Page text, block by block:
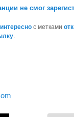
не смог
с метками
.